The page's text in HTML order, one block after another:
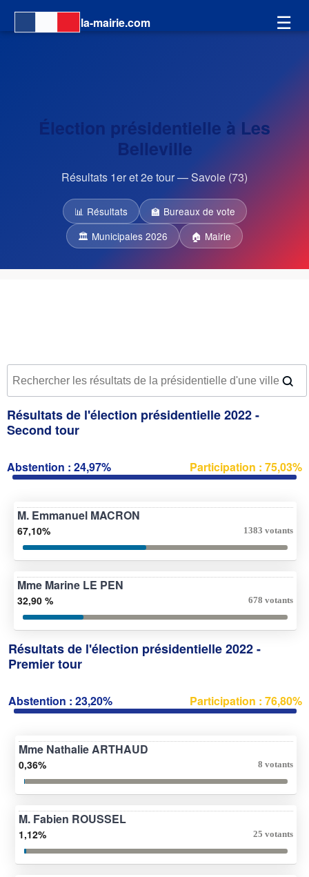
la-mairie.com ☰
Élection présidentielle à Les
Belleville
Résultats 1er et 2e tour — Savoie (73)
📊 Résultats
🏫 Bureaux de vote
🏛 Municipales 2026
🏠 Mairie
Résultats de l'élection présidentielle 2022 -
Second tour
Abstention : 24,97% Participation : 75,03%
M. Emmanuel MACRON
67,10% 1383 votants
Mme Marine LE PEN
32,90 % 678 votants
Résultats de l'élection présidentielle 2022 -
Premier tour
Abstention : 23,20% Participation : 76,80%
Mme Nathalie ARTHAUD
0,36% 8 votants
M. Fabien ROUSSEL
1,12% 25 votants